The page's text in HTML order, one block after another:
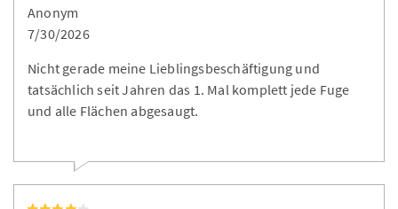
Anonym
7/30/2026
Nicht gerade meine Lieblingsbeschäftigung und
tatsächlich seit Jahren das 1. Mal komplett jede Fuge
und alle Flächen abgesaugt.